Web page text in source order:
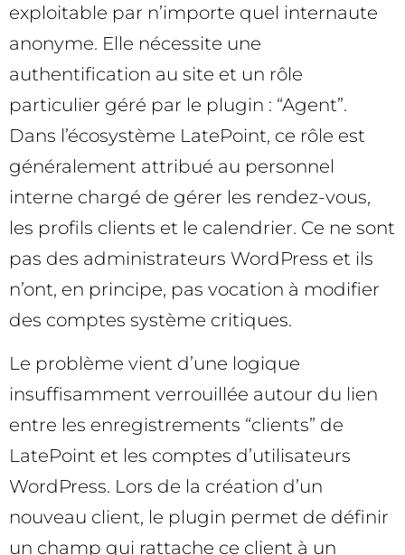
exploitable par n’importe quel internaute
anonyme. Elle nécessite une
authentification au site et un rôle
particulier géré par le plugin : “Agent”.
Dans l’écosystème LatePoint, ce rôle est
généralement attribué au personnel
interne chargé de gérer les rendez-vous,
les profils clients et le calendrier. Ce ne sont
pas des administrateurs WordPress et ils
n’ont, en principe, pas vocation à modifier
des comptes système critiques.
Le problème vient d’une logique
insuffisamment verrouillée autour du lien
entre les enregistrements “clients” de
LatePoint et les comptes d’utilisateurs
WordPress. Lors de la création d’un
nouveau client, le plugin permet de définir
un champ qui rattache ce client à un